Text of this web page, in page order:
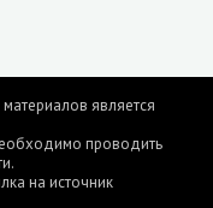
является
проводить
на источник